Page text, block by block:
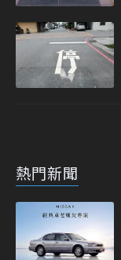
熱門新聞